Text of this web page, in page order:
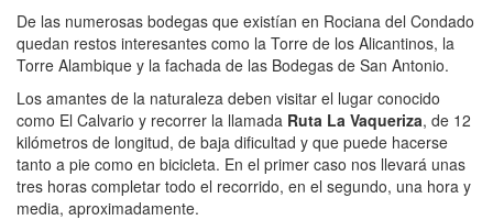
De las numerosas bodegas que existían en Rociana del Condado
quedan restos interesantes como la Torre de los Alicantinos, la
Torre Alambique y la fachada de las Bodegas de San Antonio.
Los amantes de la naturaleza deben visitar el lugar conocido
como El Calvario y recorrer la llamada Ruta La Vaqueriza, de 12
kilómetros de longitud, de baja dificultad y que puede hacerse
tanto a pie como en bicicleta. En el primer caso nos llevará unas
tres horas completar todo el recorrido, en el segundo, una hora y
media, aproximadamente.